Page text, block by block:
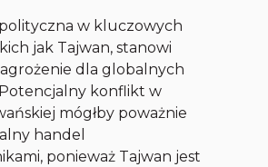
w kluczowych
jak Tajwan, stanowi
dla globalnych
Potencjalny konflikt w
mógłby poważnie
handel
ponieważ Tajwan jest